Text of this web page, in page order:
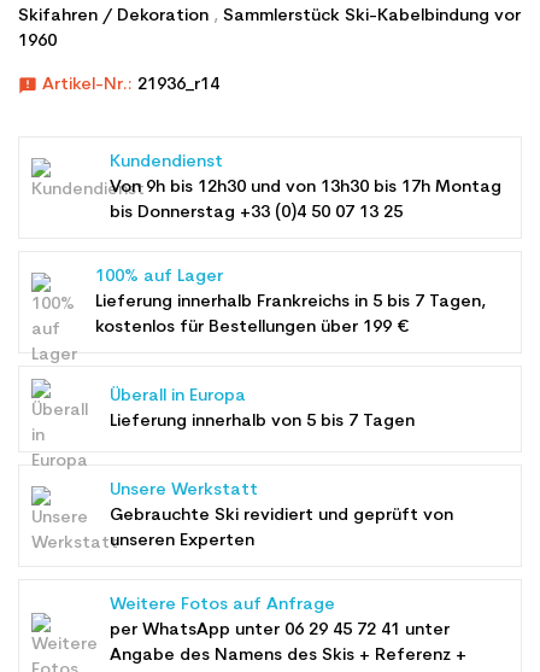
Skifahren / Dekoration , Sammlerstück Ski-Kabelbindung vor
1960
announcement Artikel-Nr.: 21936_r14
Kundendienst
Von 9h bis 12h30 und von 13h30 bis 17h Montag
bis Donnerstag +33 (0)4 50 07 13 25
100% auf Lager
Lieferung innerhalb Frankreichs in 5 bis 7 Tagen,
kostenlos für Bestellungen über 199 €
Überall in Europa
Lieferung innerhalb von 5 bis 7 Tagen
Unsere Werkstatt
Gebrauchte Ski revidiert und geprüft von
unseren Experten
Weitere Fotos auf Anfrage
per WhatsApp unter 06 29 45 72 41 unter
Angabe des Namens des Skis + Referenz +